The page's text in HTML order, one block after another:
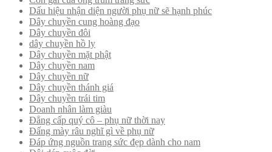
Dấu hiệu nhận diện người phụ nữ sẽ hạnh phúc
Dây chuyền cung hoàng đạo
Dây chuyền đôi
dây chuyền hồ ly
Dây chuyền mặt phật
Dây chuyền nam
Dây chuyền nữ
Dây chuyền thánh giá
Dây chuyền trái tim
Doanh nhân làm giàu
Đẳng cấp quý cô – phụ nữ thời nay
Đấng mày râu nghĩ gì về phụ nữ
Đáp ứng nguồn trang sức đẹp dành cho nam